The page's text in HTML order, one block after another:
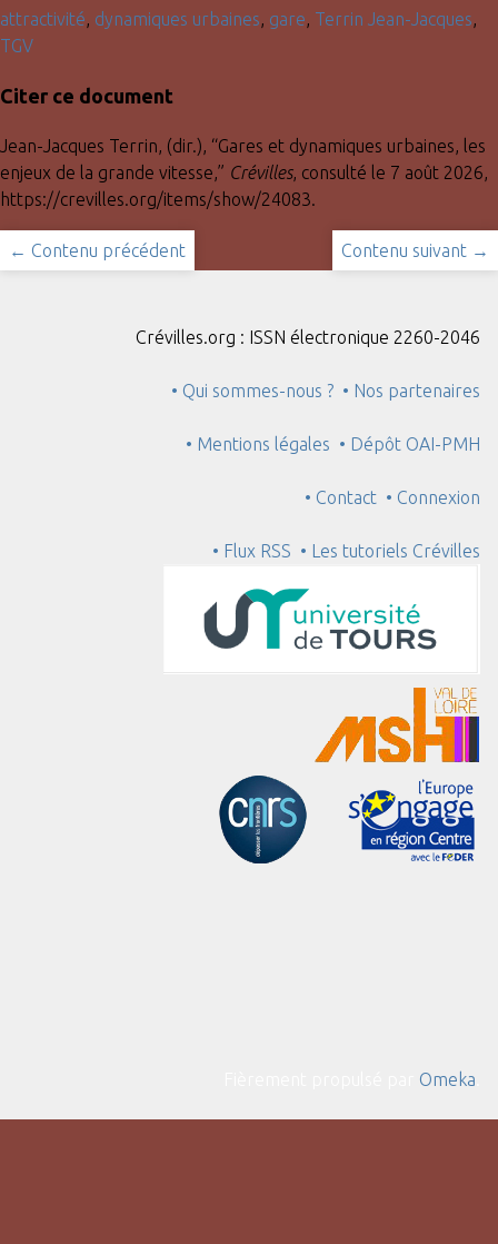
attractivité, dynamiques urbaines, gare, Terrin Jean-Jacques,
TGV
Citer ce document
Jean-Jacques Terrin, (dir.), “Gares et dynamiques urbaines, les
enjeux de la grande vitesse,” Crévilles, consulté le 7 août 2026,
https://crevilles.org/items/show/24083.
← Contenu précédent Contenu suivant →
Crévilles.org : ISSN électronique 2260-2046
• Qui sommes-nous ? • Nos partenaires
• Mentions légales • Dépôt OAI-PMH
• Contact • Connexion
• Flux RSS • Les tutoriels Crévilles
Omeka